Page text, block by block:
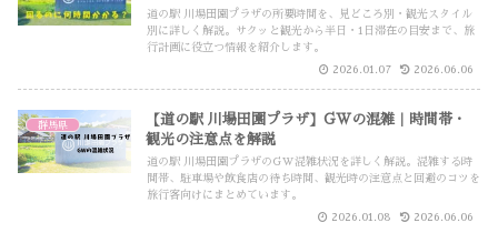
道の駅 川場田園プラザの所要時間を、見どころ別・観光スタイル
別に詳しく解説。サクッと観光から半日・1日滞在の目安まで、旅
行計画に役立つ情報を紹介します。
2026.01.07 2026.06.06
群馬県
【道の駅 川場田園プラザ】GWの混雑｜時間帯・
観光の注意点を解説
道の駅 川場田園プラザのGW混雑状況を詳しく解説。混雑する時
間帯、駐車場や飲食店の待ち時間、観光時の注意点と回避のコツを
旅行客向けにまとめています。
2026.01.08 2026.06.06